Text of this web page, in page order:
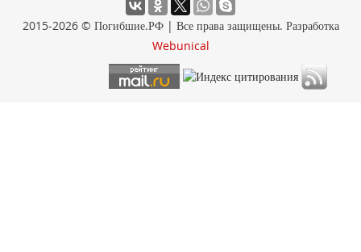
2015-2026 © Погибшие.РФ | Все права защищены. Разработка
Webunical